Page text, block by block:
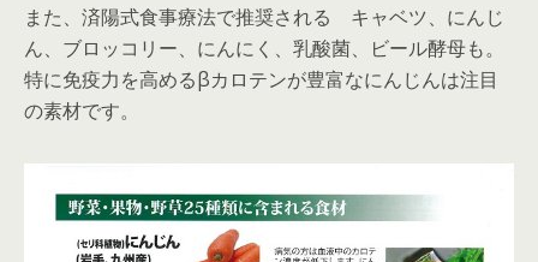
また、済陽式食事療法で推奨される キャベツ、にんじ
ん、ブロッコリー、にんにく、乳酸菌、ビール酵母も。
特に免疫力を高めるβカロテンが豊富なにんじんは注目
の素材です。